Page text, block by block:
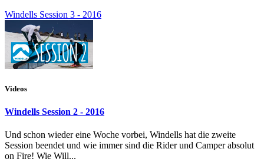
Windells Session 3 - 2016
Videos
Windells Session 2 - 2016
Und schon wieder eine Woche vorbei, Windells hat die zweite
Session beendet und wie immer sind die Rider und Camper absolut
on Fire! Wie Will...